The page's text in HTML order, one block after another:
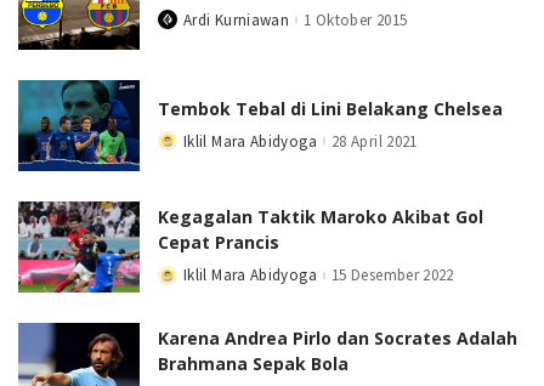
PostedArdi Kurniawan 1 Oktober 2015
Tembok Tebal di Lini Belakang Chelsea
PostedIklil Mara Abidyoga 28 April 2021
Kegagalan Taktik Maroko Akibat Gol
Cepat Prancis
PostedIklil Mara Abidyoga 15 Desember 2022
Karena Andrea Pirlo dan Socrates Adalah
Brahmana Sepak Bola